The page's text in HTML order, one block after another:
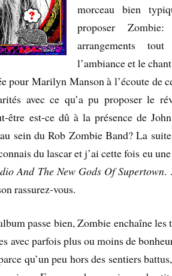
morceau bien
proposer
arrangements
l’ambiance et le
pour Marilyn Manson à l’écoute de
avec ce qu’a pu proposer le
être est-ce dû à la présence de
sein du Rob Zombie Band? La
du lascar et j’ai cette fois eu
And The New Gods Of Supertown.
rassurez-vous.
passe bien, Zombie enchaîne
avec parfois plus ou moins de
qu’un peu hors des sentiers battus,